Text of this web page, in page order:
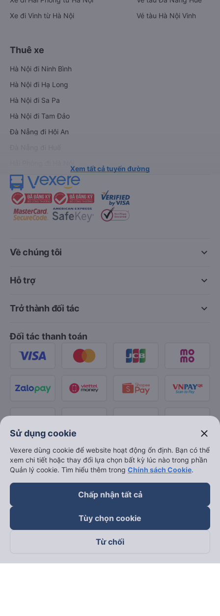
Xe đi Vinh từ Hà Nội
Vé tàu Hà Nội Vinh
Thuê xe
Hà Nội đi Ninh Bình
Hà Nội đi Hạ Long
Hà Nội đi Sa Pa
Hà Nội đi Tam Đảo
Đà Nẵng đi Hội An
Xem tất cả tuyến đường
keyboard_arrow_down
Về chúng tôi
keyboard_arrow_down
Hỗ trợ
keyboard_arrow_down
Trở thành đối tác
Đối tác thanh toán
Theo dõi chúng tôi trên
Sử dụng cookie close
Vexere dùng cookie để website hoạt động ổn định. Bạn có thể
xem chi tiết hoặc thay đổi lựa chọn bất kỳ lúc nào trong phần
Quản lý cookie. Tìm hiểu thêm trong Chính sách Cookie.
Chấp nhận tất cả
Tùy chọn cookie
Từ chối